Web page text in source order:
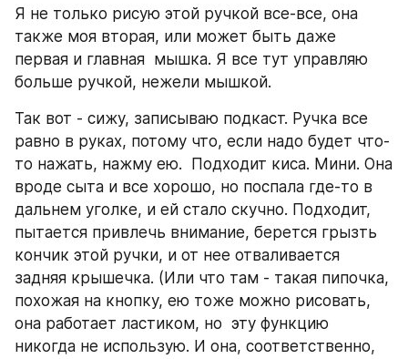
Я не только рисую этой ручкой все-все, она
также моя вторая, или может быть даже
первая и главная  мышка. Я все тут управляю
больше ручкой, нежели мышкой.
Так вот - сижу, записываю подкаст. Ручка все
равно в руках, потому что, если надо будет что-
то нажать, нажму ею.  Подходит киса. Мини. Она
вроде сыта и все хорошо, но поспала где-то в
дальнем уголке, и ей стало скучно. Подходит,
пытается привлечь внимание, берется грызть
кончик этой ручки, и от нее отваливается
задняя крышечка. (Или что там - такая пипочка,
похожая на кнопку, ею тоже можно рисовать,
она работает ластиком, но  эту функцию
никогда не использую. И она, соответственно,